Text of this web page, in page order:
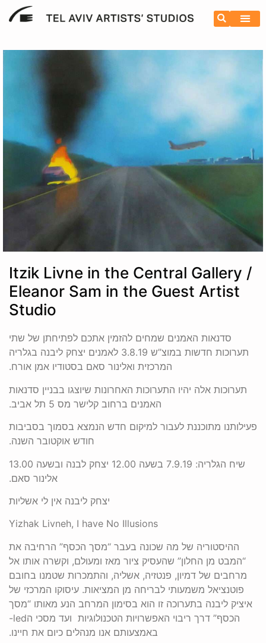
Itzik Livne in the Central Gallery /
Eleanor Sam in the Guest Artist
Studio
סדנאות האמנים שמחים להזמין אתכם לפתיחתן של שתי
תערוכות חדשות במוצ”ש 3.8.19 לאמנים יצחק ליבנה בגלריה
המרכזית ואלינור סאם בסטודיו אמן אורח.
תערוכות אלה יהיו התערוכות האחרונות שיוצגו בבניין סדנאות
האמנים ברחוב קלישר מס 5 תל אביב.
פעילותנו מתוכננת לעבור למיקום חדש הנמצא בסמוך בסביבות
חודש אוקטובר השנה.
שיח הגלריה: 7.9.19 בשעה 12.00 יצחק לבנה ובשעה 13.00
אלינור סאם.
יצחק ליבנה אין לי אשליות
Yizhak Livneh, I have No Illusions
ההיסטוריה של מה שכונה בעבר “מסך הכסף” הרחיבה את
“המבט מן החלון” שהעסיק ציור מאז ומעולם, וקשרה אותו אל
מרחבים של דמיון, פנטזיה, אשליה, והתמכרות שטמנו בחובם
פוטנציאל משמעותי לבריחה מן המציאות. עיסוקו המרכזי של
איציק ליבנה בתערוכה זו הוא בסימון המרחב הנע מאותו “מסך
הכסף” דרך ריבוי האפשרויות הטכנולוגיות ועד מסכי הled-
באמצעותם אנו מנהלים כיום את חיינו.